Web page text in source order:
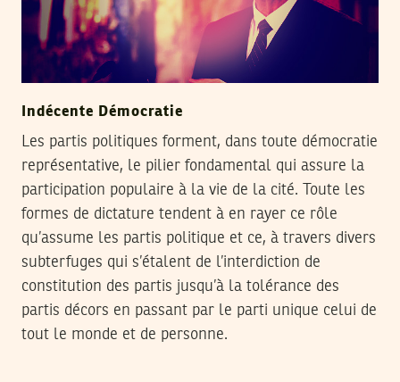
Indécente Démocratie
Les partis politiques forment, dans toute démocratie
représentative, le pilier fondamental qui assure la
participation populaire à la vie de la cité. Toute les
formes de dictature tendent à en rayer ce rôle
qu’assume les partis politique et ce, à travers divers
subterfuges qui s’étalent de l’interdiction de
constitution des partis jusqu’à la tolérance des
partis décors en passant par le parti unique celui de
tout le monde et de personne.